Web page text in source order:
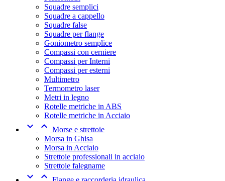
Squadre semplici
Squadre a cappello
Squadre false
Squadre per flange
Goniometro semplice
Compassi con cerniere
Compassi per Interni
Compassi per esterni
Multimetro
Termometro laser
Metri in legno
Rotelle metriche in ABS
Rotelle metriche in Acciaio
  Morse e strettoie
Morsa in Ghisa
Morsa in Acciaio
Strettoie professionali in acciaio
Strettoie falegname
 